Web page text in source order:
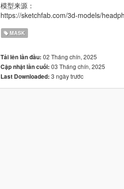
模型来源：
https://sketchfab.com/3d-models/
MASK
Tải lên lần đầu: 02 Tháng chín, 2025
Cập nhật lần cuối: 03 Tháng chín, 2025
Last Downloaded: 3 ngày trước